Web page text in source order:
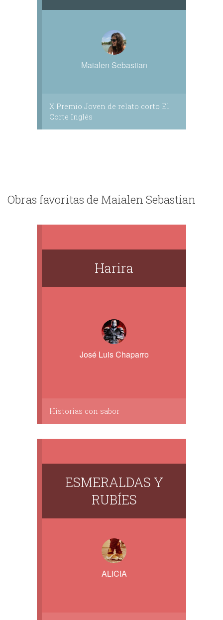
Maialen Sebastian
X Premio Joven de relato corto El
Corte Inglés
Obras favoritas de Maialen Sebastian
Harira
José Luis Chaparro
Historias con sabor
ESMERALDAS Y
RUBÍES
ALICIA